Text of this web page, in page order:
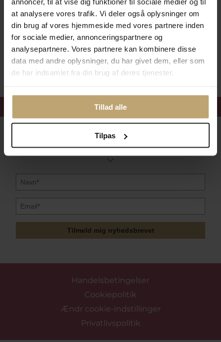
at analysere vores trafik. Vi deler også oplysninger om
din brug af vores hjemmeside med vores partnere inden
for sociale medier, annonceringspartnere og
analysepartnere. Vores partnere kan kombinere disse
data med andre oplysninger, du har givet dem, eller som
de har indsamlet fra din brug af deres tjenester.
Tillad alle
Tilpas
Betalingsmuligheder
Sikker Og Tryg E-Handel
velkomstrabat
Følg med i vores nyhedsbrev
Læs mere her
Tilmeld mig nyhedsbrevet
Handelsbetingelser
Cookiepolitik
Ændr cookie-indstillinger
Privatlivspolitik